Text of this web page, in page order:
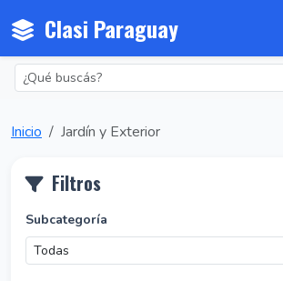
Clasi Paraguay
Inicio Jardín y Exterior
Filtros
Subcategoría